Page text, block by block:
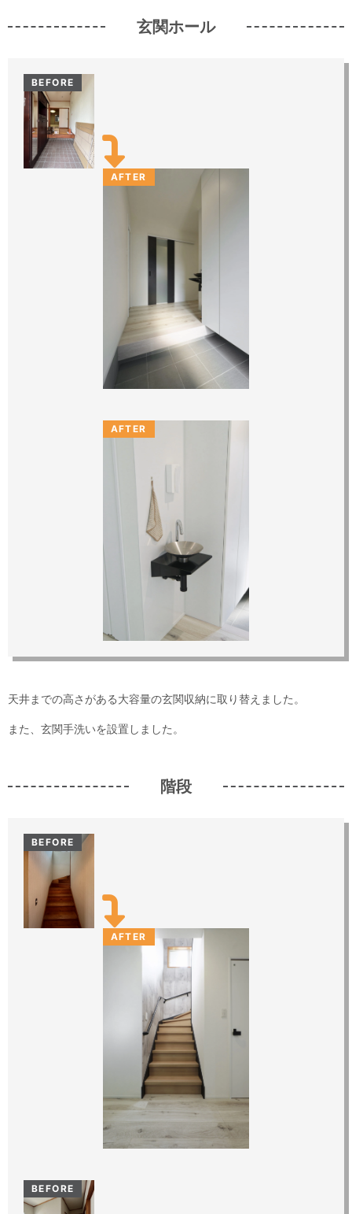
玄関ホール
BEFORE
AFTER
AFTER
天井までの高さがある大容量の玄関収納に取り替えました。
また、玄関手洗いを設置しました。
階段
BEFORE
AFTER
BEFORE